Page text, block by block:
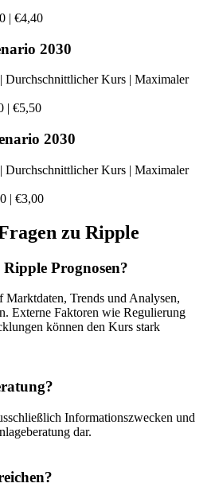
| €4,40
2030
Durchschnittlicher Kurs | Maximaler
| €5,50
2030
Durchschnittlicher Kurs | Maximaler
| €3,00
zu Ripple
Prognosen?
Marktdaten, Trends und Analysen,
Externe Faktoren wie Regulierung
können den Kurs stark
Informationszwecken und
dar.